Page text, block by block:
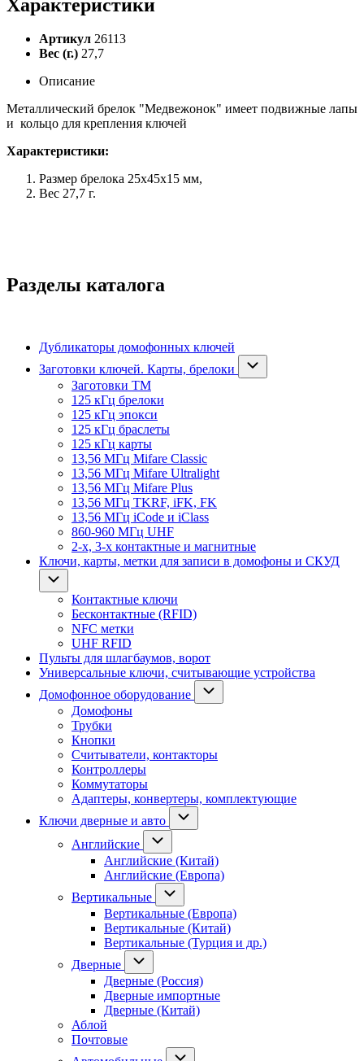
Характеристики
Артикул 26113
Вес (г.) 27,7
Описание
Металлический брелок "Медвежонок" имеет подвижные лапы
и кольцо для крепления ключей
Характеристики:
Размер брелока 25х45х15 мм,
Вес 27,7 г.
Разделы каталога
Дубликаторы домофонных ключей
Заготовки ключей. Карты, брелоки
Заготовки ТМ
125 кГц брелоки
125 кГц эпокси
125 кГц браслеты
125 кГц карты
13,56 МГц Mifare Classic
13,56 МГц Mifare Ultralight
13,56 МГц Mifare Plus
13,56 МГц TKRF, iFK, FK
13,56 МГц iCode и iClass
860-960 МГц UHF
2-х, 3-х контактные и магнитные
Ключи, карты, метки для записи в домофоны и СКУД
Контактные ключи
Бесконтактные (RFID)
NFC метки
UHF RFID
Пульты для шлагбаумов, ворот
Универсальные ключи, считывающие устройства
Домофонное оборудование
Домофоны
Трубки
Кнопки
Считыватели, контакторы
Контроллеры
Коммутаторы
Адаптеры, конвертеры, комплектующие
Ключи дверные и авто
Английские
Английские (Китай)
Английские (Европа)
Вертикальные
Вертикальные (Европа)
Вертикальные (Китай)
Вертикальные (Турция и др.)
Дверные
Дверные (Россия)
Дверные импортные
Дверные (Китай)
Аблой
Почтовые